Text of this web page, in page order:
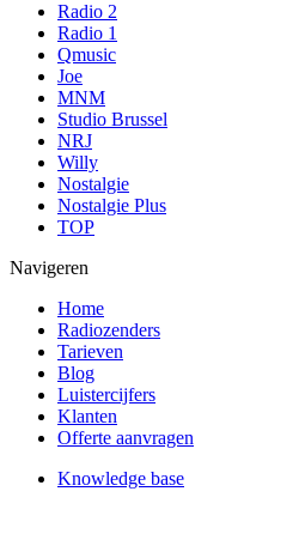
Radio 2
Radio 1
Qmusic
Joe
MNM
Studio Brussel
NRJ
Willy
Nostalgie
Nostalgie Plus
TOP
Navigeren
Home
Radiozenders
Tarieven
Blog
Luistercijfers
Klanten
Offerte aanvragen
Knowledge base